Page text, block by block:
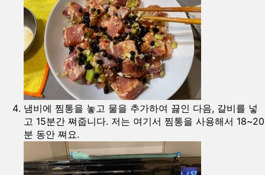
냄비에 찜통을 놓고 물을 추가하여 끓인 다음, 갈비를 넣
고 15분간 쪄줍니다. 저는 여기서 찜통을 사용해서 18~20
분 동안 쪄요.